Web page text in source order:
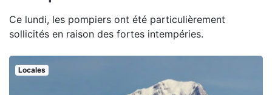
Ce lundi, les pompiers ont été particulièrement
sollicités en raison des fortes intempéries.
Locales